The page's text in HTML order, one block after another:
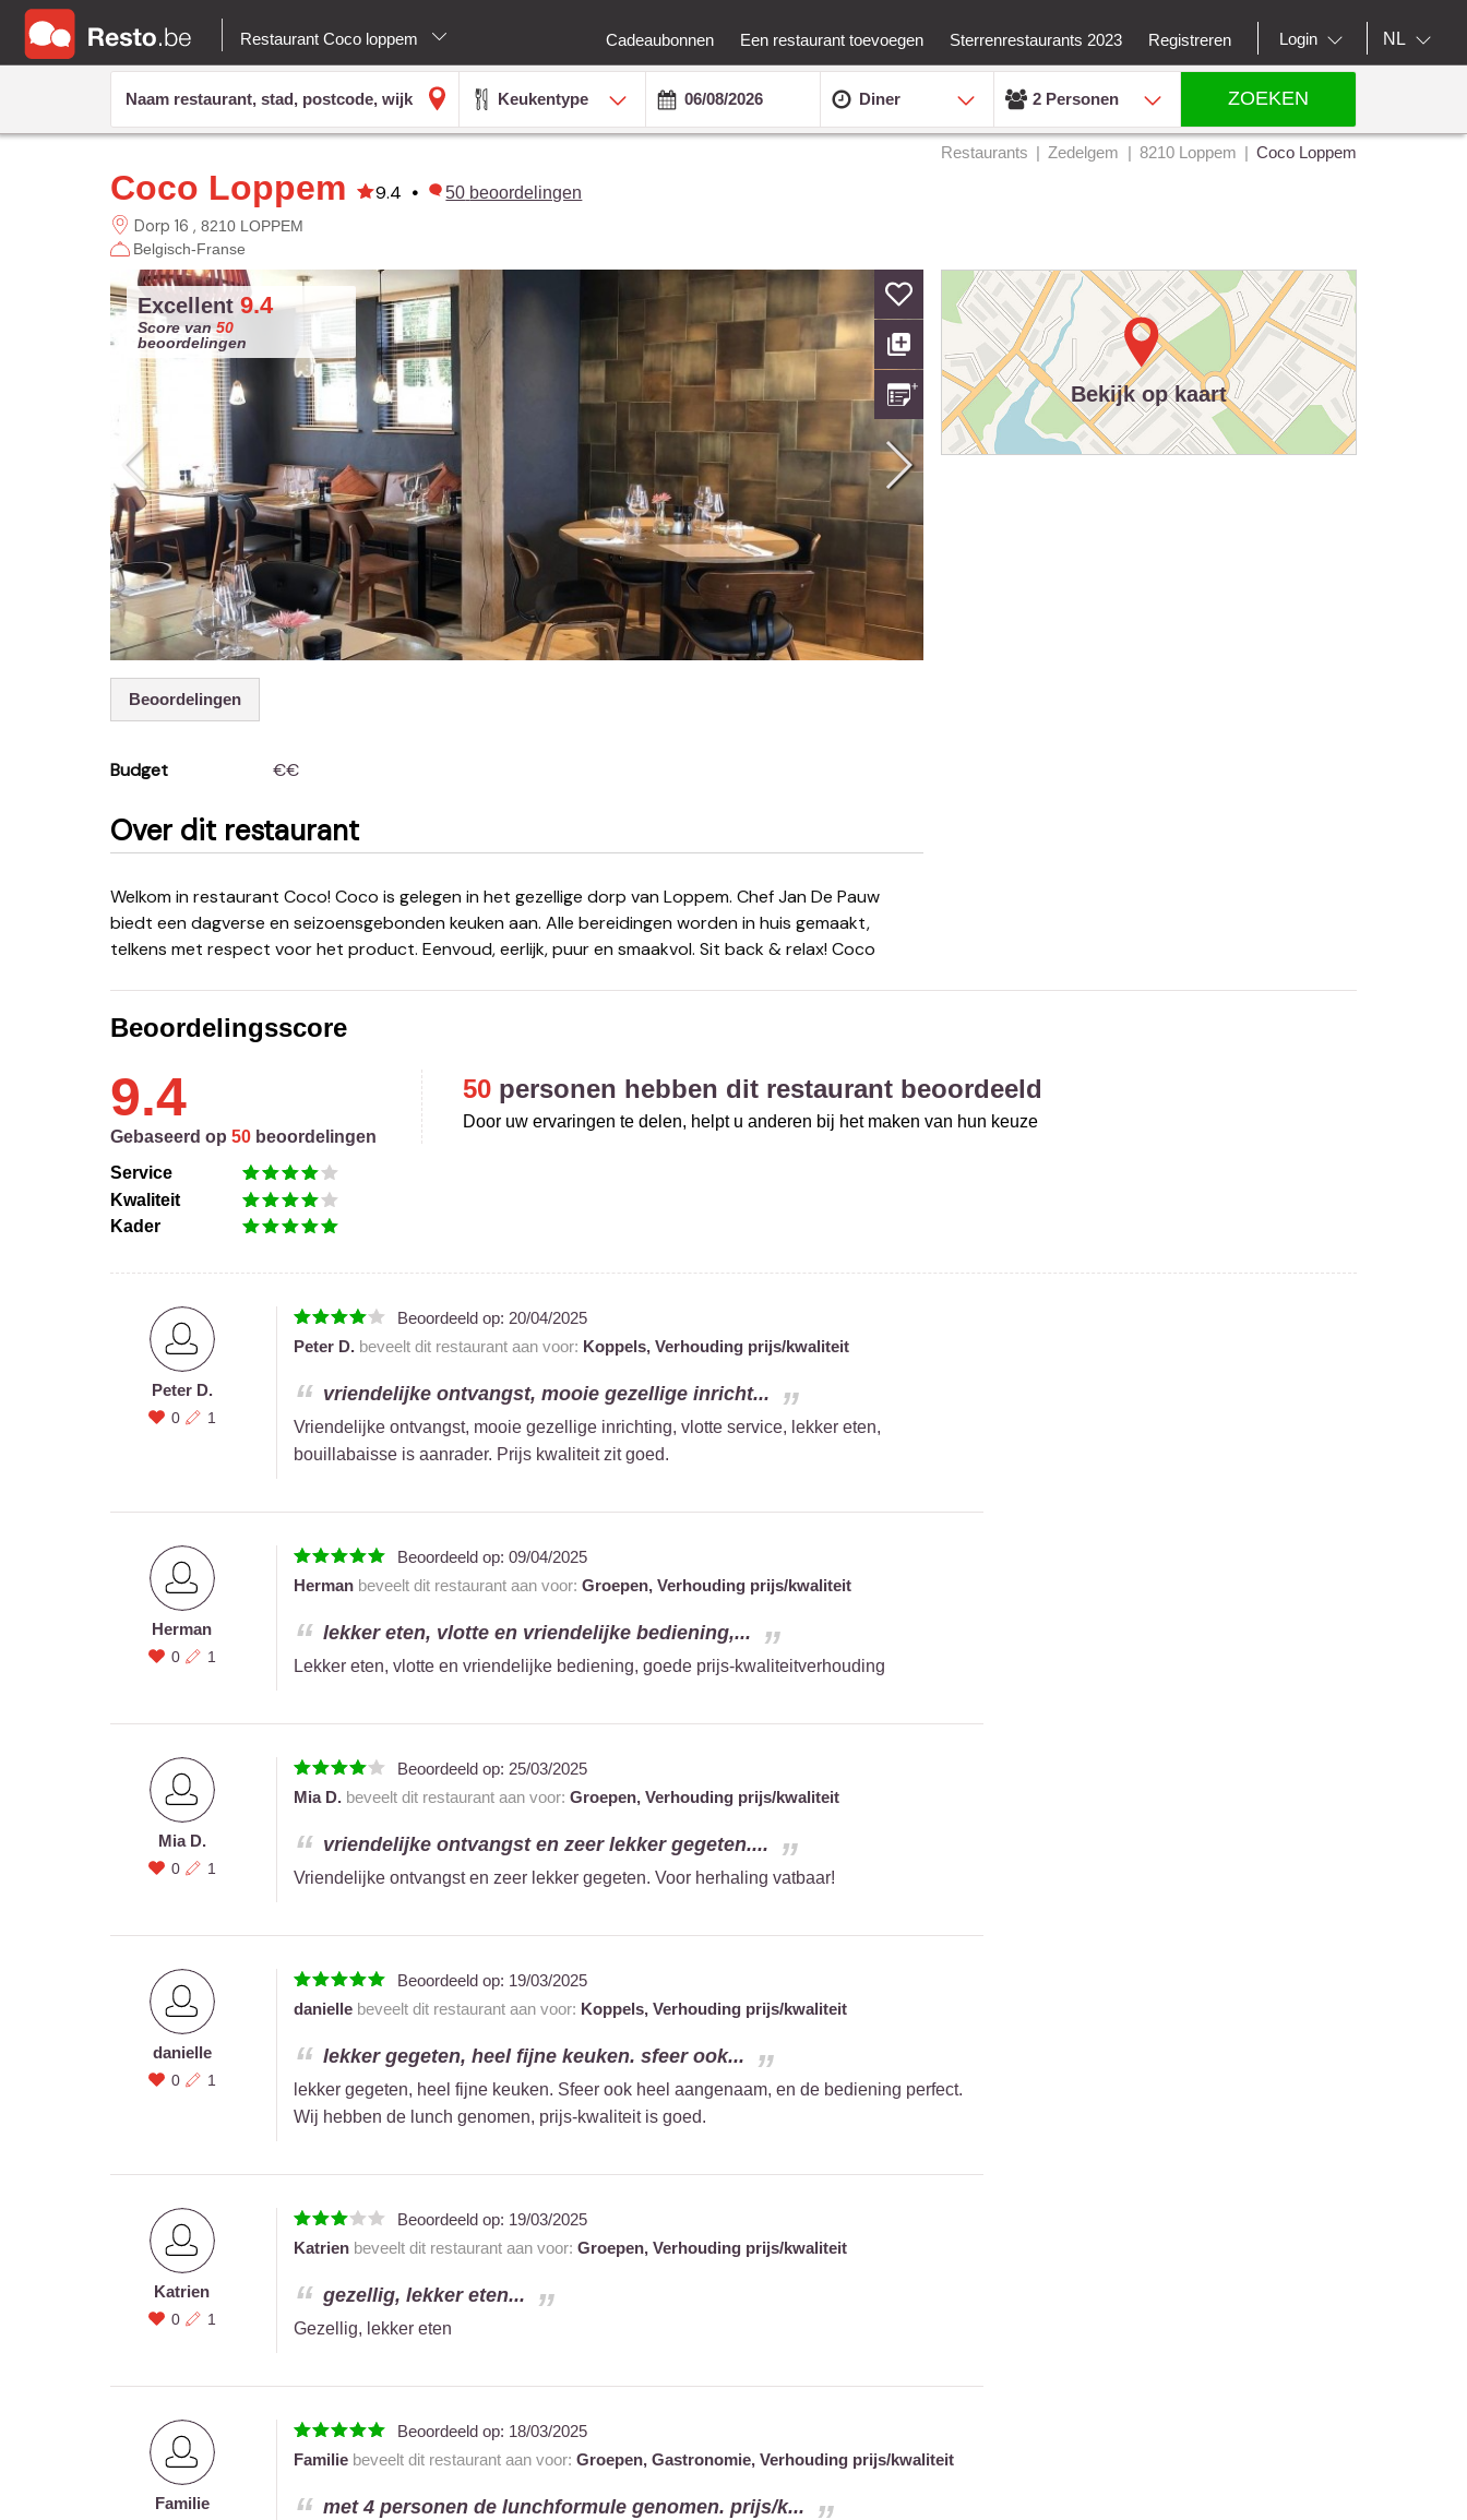
Restaurant Coco loppem Cadeaubonnen Een restaurant toevoegen Sterrenrestaurants 2023 Registreren Login NL
Keukentype Diner 2 Personen ZOEKEN
Restaurants Zedelgem 8210 Loppem Coco Loppem
Coco Loppem 9.4 • 50 beoordelingen
Dorp 16
8210 LOPPEM
Belgisch-Franse
Excellent 9.4
Score van50
beoordelingen
Beoordelingen
Budget €€
Over dit restaurant
Welkom in restaurant Coco! Coco is gelegen in het gezellige dorp van Loppem. Chef Jan De Pauw
biedt een dagverse en seizoensgebonden keuken aan. Alle bereidingen worden in huis gemaakt,
telkens met respect voor het product. Eenvoud, eerlijk, puur en smaakvol. Sit back & relax! Coco
Bekijk op kaart
Beoordelingsscore
9.4
Gebaseerd op 50 beoordelingen
Service
Kwaliteit
Kader
50 personen hebben dit restaurant beoordeeld
Door uw ervaringen te delen, helpt u anderen bij het maken van hun keuze
Peter D.
0 1
Beoordeeld op: 20/04/2025
Peter D.beveelt dit restaurant aan voor: Koppels, Verhouding prijs/kwaliteit
vriendelijke ontvangst, mooie gezellige inricht...
Vriendelijke ontvangst, mooie gezellige inrichting, vlotte service, lekker eten,
bouillabaisse is aanrader. Prijs kwaliteit zit goed.
Herman
0 1
Beoordeeld op: 09/04/2025
Hermanbeveelt dit restaurant aan voor: Groepen, Verhouding prijs/kwaliteit
lekker eten, vlotte en vriendelijke bediening,...
Lekker eten, vlotte en vriendelijke bediening, goede prijs-kwaliteitverhouding
Mia D.
0 1
Beoordeeld op: 25/03/2025
Mia D.beveelt dit restaurant aan voor: Groepen, Verhouding prijs/kwaliteit
vriendelijke ontvangst en zeer lekker gegeten....
Vriendelijke ontvangst en zeer lekker gegeten. Voor herhaling vatbaar!
danielle
0 1
Beoordeeld op: 19/03/2025
daniellebeveelt dit restaurant aan voor: Koppels, Verhouding prijs/kwaliteit
lekker gegeten, heel fijne keuken. sfeer ook...
lekker gegeten, heel fijne keuken. Sfeer ook heel aangenaam, en de bediening perfect.
Wij hebben de lunch genomen, prijs-kwaliteit is goed.
Katrien
0 1
Beoordeeld op: 19/03/2025
Katrienbeveelt dit restaurant aan voor: Groepen, Verhouding prijs/kwaliteit
gezellig, lekker eten...
Gezellig, lekker eten
Familie
Beoordeeld op: 18/03/2025
Familiebeveelt dit restaurant aan voor: Groepen, Gastronomie, Verhouding prijs/kwaliteit
met 4 personen de lunchformule genomen. prijs/k...